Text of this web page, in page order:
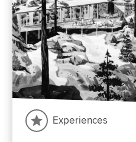
Experiences